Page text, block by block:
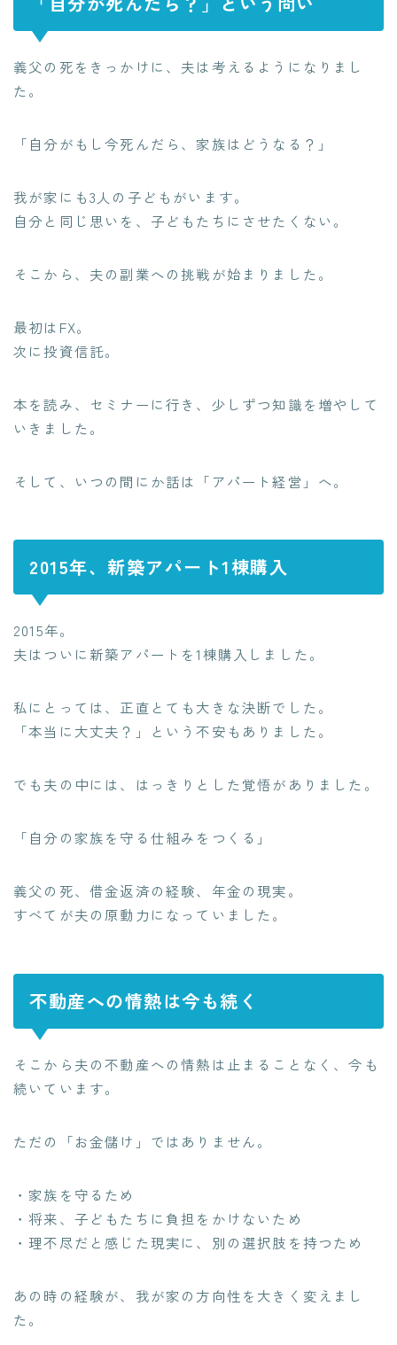
義父の死をきっかけに、夫は考えるようになりまし
た。
「自分がもし今死んだら、家族はどうなる？」
我が家にも3人の子どもがいます。
自分と同じ思いを、子どもたちにさせたくない。
そこから、夫の副業への挑戦が始まりました。
最初はFX。
次に投資信託。
本を読み、セミナーに行き、少しずつ知識を増やして
いきました。
そして、いつの間にか話は「アパート経営」へ。
2015年、新築アパート1棟購入
2015年。
夫はついに新築アパートを1棟購入しました。
私にとっては、正直とても大きな決断でした。
「本当に大丈夫？」という不安もありました。
でも夫の中には、はっきりとした覚悟がありました。
「自分の家族を守る仕組みをつくる」
義父の死、借金返済の経験、年金の現実。
すべてが夫の原動力になっていました。
不動産への情熱は今も続く
そこから夫の不動産への情熱は止まることなく、今も
続いています。
ただの「お金儲け」ではありません。
・家族を守るため
・将来、子どもたちに負担をかけないため
・理不尽だと感じた現実に、別の選択肢を持つため
あの時の経験が、我が家の方向性を大きく変えまし
た。